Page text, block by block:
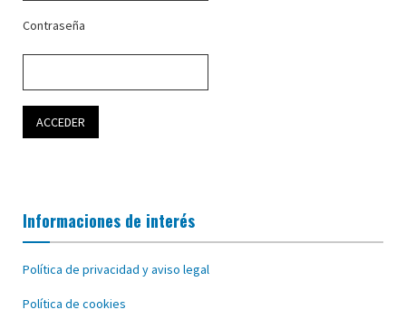
Contraseña
Informaciones de interés
Política de privacidad y aviso legal
Política de cookies